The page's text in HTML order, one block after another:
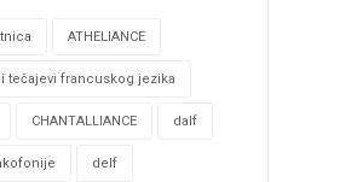
ATHELIANCE
tečajevi francuskog jezika
CHANTALLIANCE dalf
delf